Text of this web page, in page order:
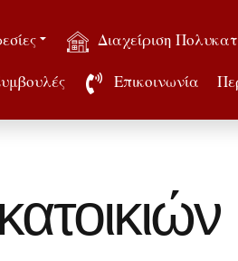
Διαχείριση
Επικοινωνία